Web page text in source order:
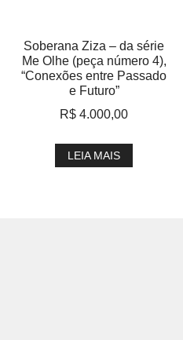
Soberana Ziza – da série
Me Olhe (peça número 4),
“Conexões entre Passado
e Futuro”
R$ 4.000,00
LEIA MAIS